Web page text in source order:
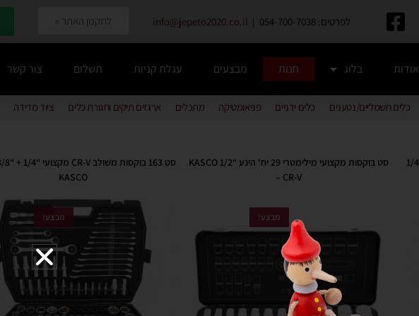
לפרטים: 054-700-7038 | info@jepeto2020.co.il לתקנון האתר »
אודות בלוג חנות מבצעים עגלת קניות תשלום צור קשר
כלים חשמליים/נטענים כלים ידניים פניאומטיקה מתכלים ארגזים תיקים וחגורת כלים ציוד מדידה
KASCO
מבצע!
סט בוקסות מקצועי מילימטרי 29 יח' הינע “1/2 KASCO
– CR-V
מבצע!
סט בוקסות מקצועי מילימטרי 52 יח' משולב הינע “1/4